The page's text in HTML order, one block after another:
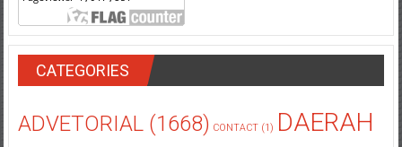
CATEGORIES
ADVETORIAL(1668) CONTACT(1) DAERAH